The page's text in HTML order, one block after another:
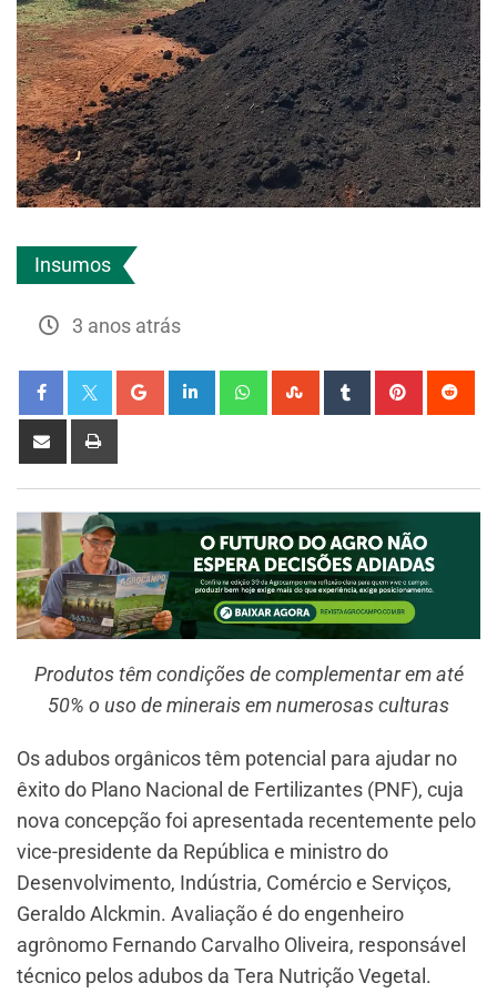
Insumos
3 anos atrás
Produtos têm condições de complementar em até
50% o uso de minerais em numerosas culturas
Os adubos orgânicos têm potencial para ajudar no
êxito do Plano Nacional de Fertilizantes (PNF), cuja
nova concepção foi apresentada recentemente pelo
vice-presidente da República e ministro do
Desenvolvimento, Indústria, Comércio e Serviços,
Geraldo Alckmin. Avaliação é do engenheiro
agrônomo Fernando Carvalho Oliveira, responsável
técnico pelos adubos da Tera Nutrição Vegetal.